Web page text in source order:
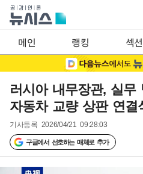
메인 랭킹 섹션
러시아 내무장관, 실
자동차 교량 상판 연결
기사등록 2026/04/21 09:28:03
구글에서 선호하는 매체로 추가